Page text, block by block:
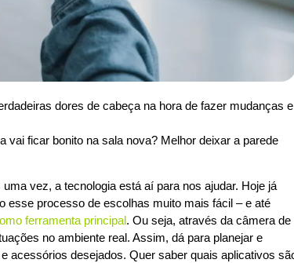
dores de cabeça na hora de fazer mudanças e
vai ficar bonito na sala nova? Melhor deixar a parede
vez, a tecnologia está aí para nos ajudar. Hoje já
esse processo de escolhas muito mais fácil – e até
ferramenta principal. Ou seja, através da câmera de
no ambiente real. Assim, dá para planejar e
acessórios desejados. Quer saber quais aplicativos